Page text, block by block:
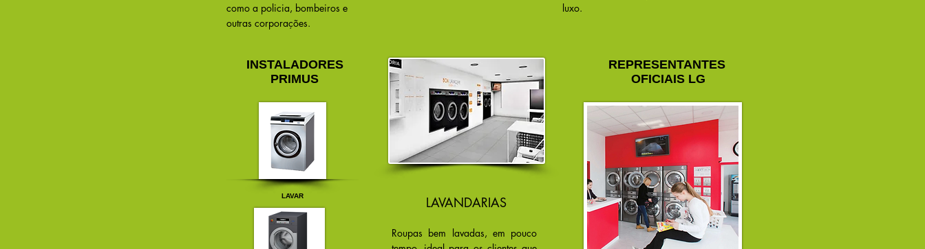
como a policia, bombeiros e
outras corporações.
INSTALADORES
PRIMUS
LAVAR LAVANDARIAS
Roupas bem lavadas, em pouco
luxo.
REPRESENTANTES
OFICIAIS LG